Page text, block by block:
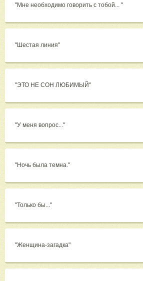
"Мне необходимо говорить с тобой... "
"Шестая линия"
"ЭТО НЕ СОН ЛЮБИМЫЙ"
"У меня вопрос..."
"Ночь была темна."
"Только бы..."
"Женщина-загадка"